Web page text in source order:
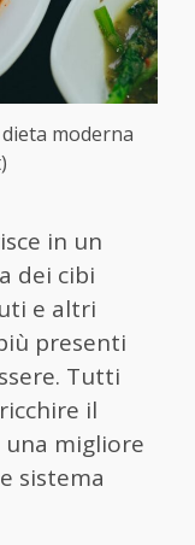
moderna
in un
dei cibi
e altri
presenti
Tutti
il
migliore
sistema